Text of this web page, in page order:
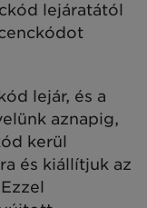
lejáratától
lejár, és a
aznapig,
kerül
és kiállítjuk az